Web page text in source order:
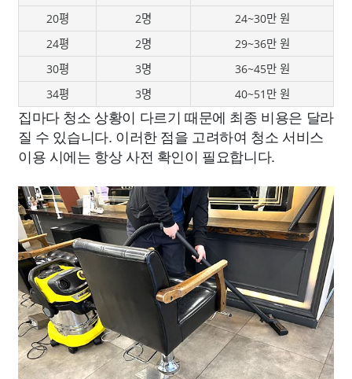
20평
2명
24~30만 원
24평
2명
29~36만 원
30평
3명
36~45만 원
34평
3명 40~51만 원
집마다 청소 상황이 다르기 때문에 최종 비용은 달라
질 수 있습니다. 이러한 점을 고려하여 청소 서비스
이용 시에는 항상 사전 확인이 필요합니다.